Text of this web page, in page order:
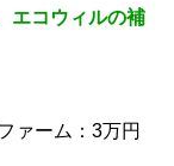
エコウィルの補
ァーム：3万円